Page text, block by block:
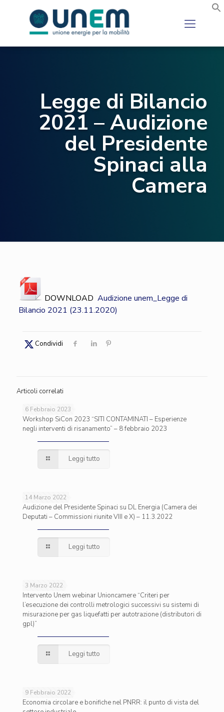
Legge di Bilancio
2021 – Audizione
del Presidente
Spinaci alla
Camera
DOWNLOAD Audizione unem_Legge di
Bilancio 2021 (23.11.2020)
Condividi
Articoli correlati
6 Febbraio 2023
Workshop SiCon 2023 “SITI CONTAMINATI – Esperienze
negli interventi di risanamento” – 8 febbraio 2023
Leggi tutto
14 Marzo 2022
Audizione del Presidente Spinaci su DL Energia (Camera dei
Deputati – Commissioni riunite VIII e X) – 11.3.2022
Leggi tutto
3 Marzo 2022
Intervento Unem webinar Unioncamere “Criteri per
l’esecuzione dei controlli metrologici successivi su sistemi di
misurazione per gas liquefatti per autotrazione (distributori di
gpl)”
Leggi tutto
9 Febbraio 2022
Economia circolare e bonifiche nel PNRR: il punto di vista del